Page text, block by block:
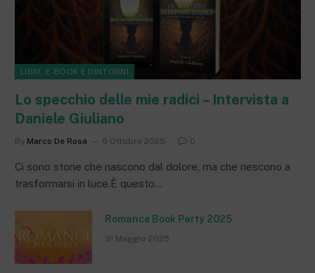
LIBRI, E-BOOK E DINTORNI
Lo specchio delle mie radici – Intervista a
Daniele Giuliano
By Marco De Rosa 6 Ottobre 2025 0
Ci sono storie che nascono dal dolore, ma che riescono a
trasformarsi in luce.È questo…
Romance Book Party 2025
31 Maggio 2025